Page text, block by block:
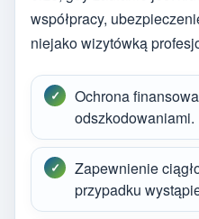
współpracy,
niejako wizytówką
Ochrona
odszkodowaniami.
Zapewnienie
przypadku